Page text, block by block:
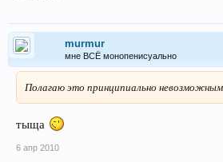
murmur
мне ВСЁ монопенисуально
Полагаю это принципиально
тыща
6 апр 2010